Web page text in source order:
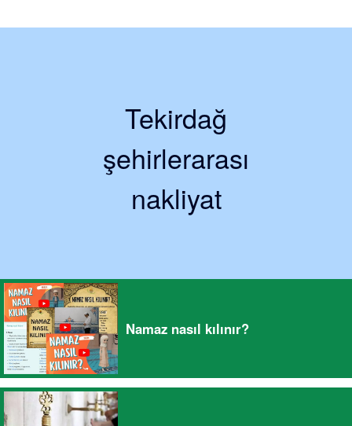
Tekirdağ
şehirlerarası
nakliyat
Namaz nasıl kılınır?